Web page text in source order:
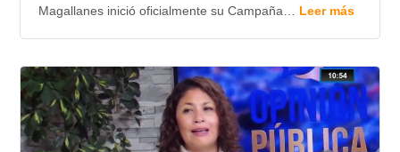
Magallanes inició oficialmente su Campaña… Leer más